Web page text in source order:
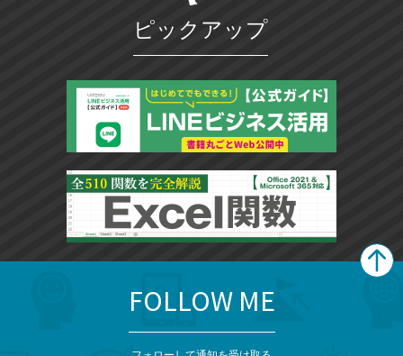
ピックアップ
FOLLOW ME